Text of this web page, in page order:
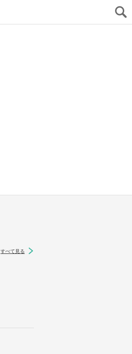
すべて見る